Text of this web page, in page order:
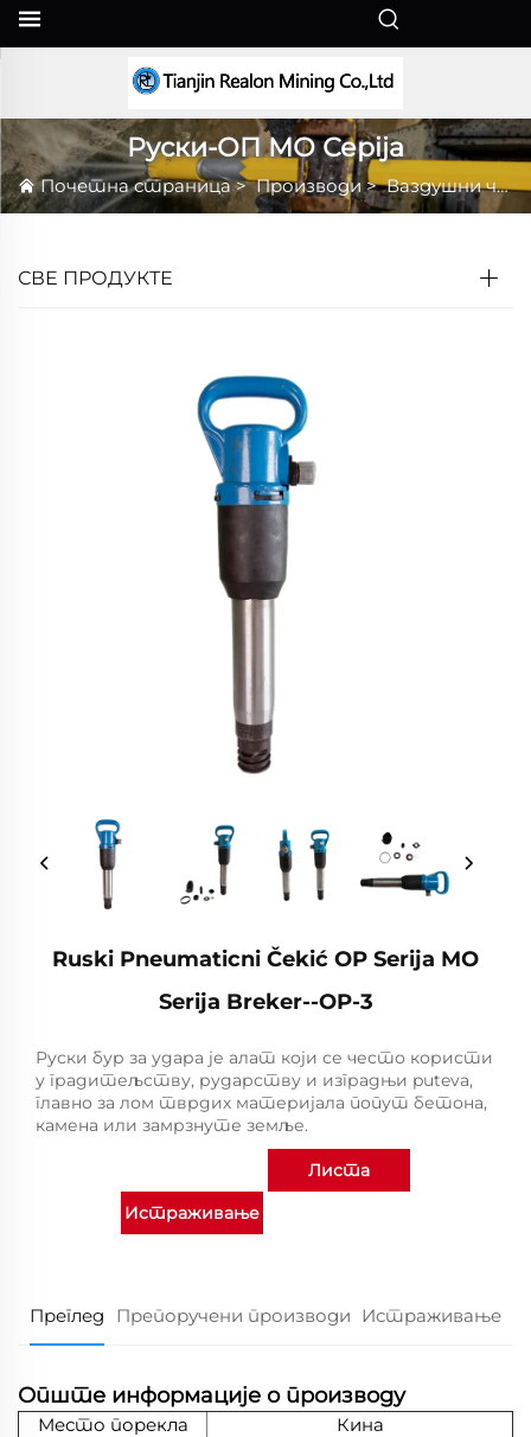
Руски-ОП МО Серija
Почетна страница>Производи>Ваздушни чекић за пијање
СВЕ ПРОДУКТЕ
Ruski Pneumaticni Čekić OP Serija MO
Serija Breker--OP-3
Руски бур за удара је алат који се често користи
у градитељству, рударству и изградњи puteva,
главно за лом тврдих материјала попут бетона,
камена или замрзнуте земље.
Истраживање
Листа
Преглед Препоручени производи Истраживање
Опште информације о производу
Место порекла
Кина